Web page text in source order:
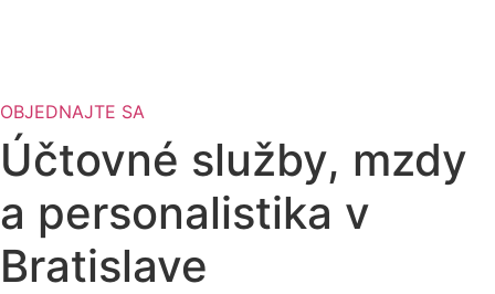
OBJEDNAJTE SA
Účtovné služby, mzdy
a personalistika v
Bratislave